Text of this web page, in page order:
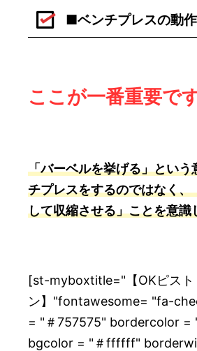
■ベンチプレスの動作
ここが一番重要で
「バーベルを挙げる」という
チプレスをするのではなく、
して収縮させる」ことを意識
[st-myboxtitle="【OKピスト
ン】"fontawesome= "fa-
= "＃757575" bordercolor =
bgcolor = "＃ffffff"